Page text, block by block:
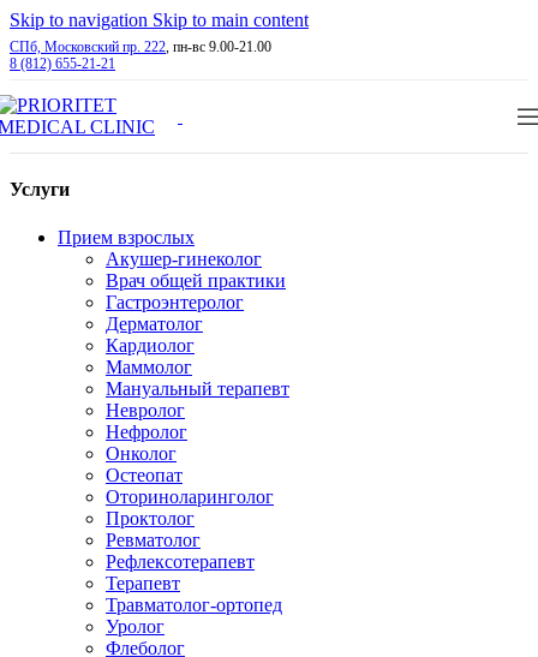
Skip to navigation Skip to main content
СПб, Московский пр. 222, пн-вс 9.00-21.00
8 (812) 655-21-21
Услуги
Прием взрослых
Акушер-гинеколог
Врач общей практики
Гастроэнтеролог
Дерматолог
Кардиолог
Маммолог
Мануальный терапевт
Невролог
Нефролог
Онколог
Остеопат
Оториноларинголог
Проктолог
Ревматолог
Рефлексотерапевт
Терапевт
Травматолог-ортопед
Уролог
Флеболог